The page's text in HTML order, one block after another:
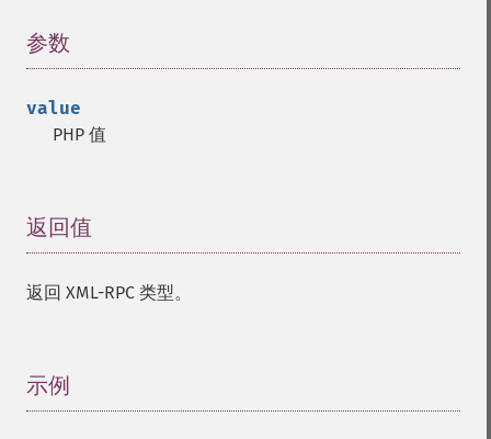
参数
value
PHP 值
返回值
返回 XML-RPC 类型。
示例